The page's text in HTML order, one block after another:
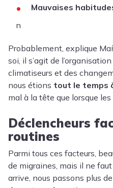
Mauvaises
n
Probablement, explique
soi, il s’agit de
climatiseurs et des
nous étions tout le temps
mal à la tête que lorsque
Déclencheurs
routines
Parmi tous ces facteurs,
de migraines, mais il ne
arrive, nous passons plus